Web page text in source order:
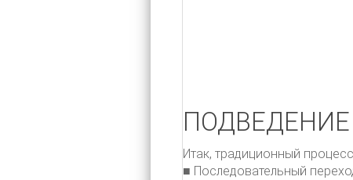
Итак, традиционный
■ Последовательный